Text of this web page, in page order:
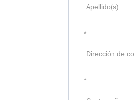
Apellido(s)
*
Dirección de
*